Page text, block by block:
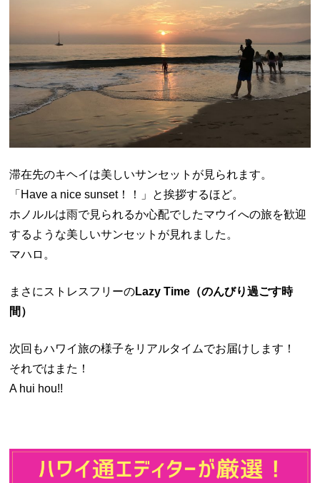
滞在先のキヘイは美しいサンセットが見られます。
「Have a nice sunset！！」と挨拶するほど。
ホノルルは雨で見られるか心配でしたマウイへの旅を歓迎
するような美しいサンセットが見れました。
マハロ。
まさにストレスフリーのLazy Time（のんびり過ごす時
間）
次回もハワイ旅の様子をリアルタイムでお届けします！
それではまた！
A hui hou!!